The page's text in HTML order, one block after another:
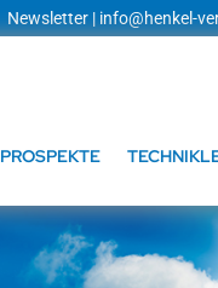
Newsletter | info@henkel-
PROSPEKTE